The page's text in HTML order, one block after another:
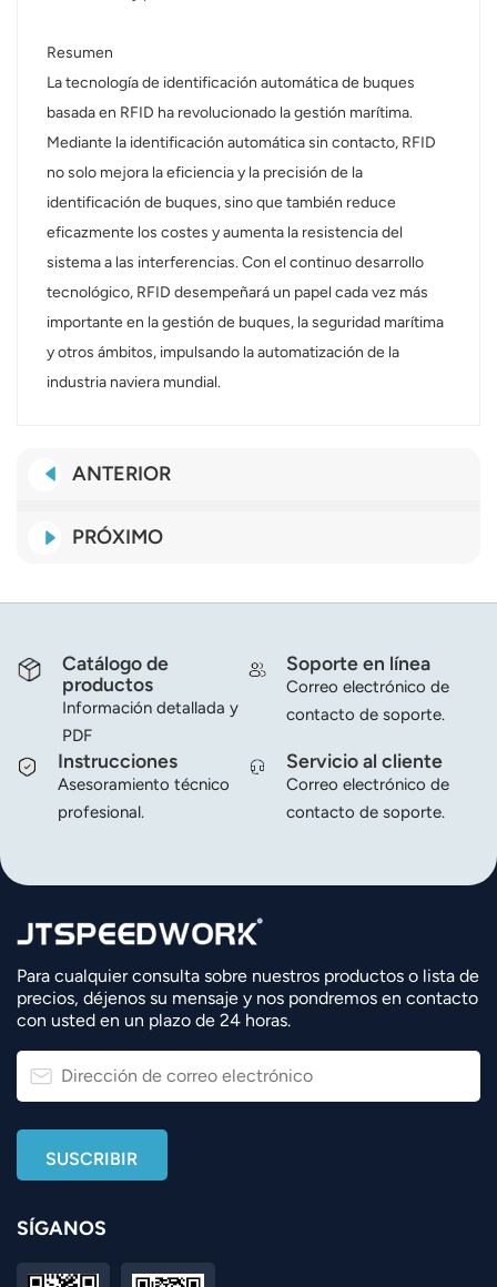
Resumen
La tecnología de identificación automática de buques
basada en RFID ha revolucionado la gestión marítima.
Mediante la identificación automática sin contacto, RFID
no solo mejora la eficiencia y la precisión de la
identificación de buques, sino que también reduce
eficazmente los costes y aumenta la resistencia del
sistema a las interferencias. Con el continuo desarrollo
tecnológico, RFID desempeñará un papel cada vez más
importante en la gestión de buques, la seguridad marítima
y otros ámbitos, impulsando la automatización de la
industria naviera mundial.
ANTERIOR
PRÓXIMO
Catálogo de
productos
Información detallada y
PDF
Soporte en línea
Correo electrónico de
contacto de soporte.
Instrucciones
Asesoramiento técnico
profesional.
Servicio al cliente
Correo electrónico de
contacto de soporte.
Para cualquier consulta sobre nuestros productos o lista de
precios, déjenos su mensaje y nos pondremos en contacto
con usted en un plazo de 24 horas.
SÍGANOS